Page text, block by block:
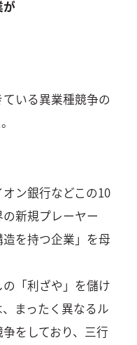
が
いる異業種競争の
ン銀行などこの10
新規プレーヤー
を持つ企業」を母
「利ざや」を儲け
まったく異なるル
をしており、三行